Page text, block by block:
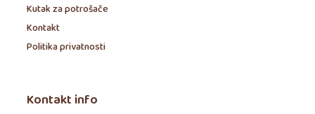
Kutak za potrošače
Kontakt
Politika privatnosti
Kontakt info